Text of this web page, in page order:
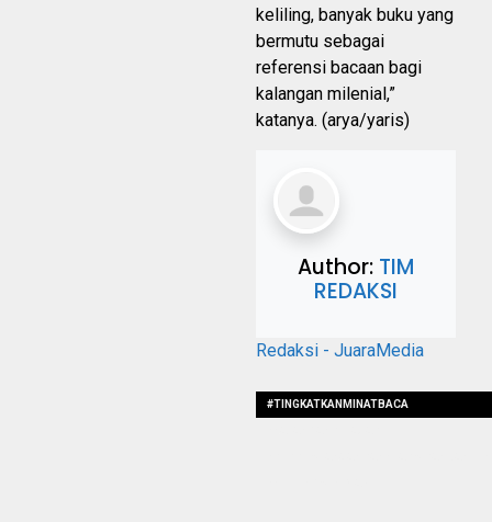
keliling, banyak buku yang
bermutu sebagai
referensi bacaan bagi
kalangan milenial,”
katanya. (arya/yaris)
Author: TIM
REDAKSI
Redaksi - JuaraMedia
#TINGKATKANMINATBACA